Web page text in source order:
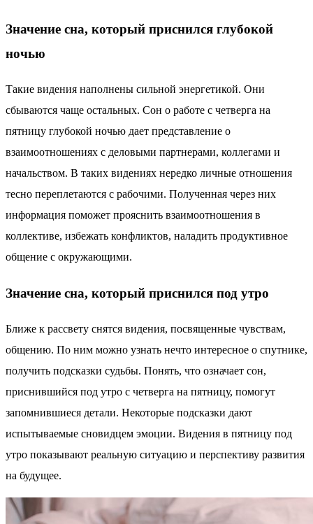
Значение сна, который приснился глубокой
ночью
Такие видения наполнены сильной энергетикой. Они
сбываются чаще остальных. Сон о работе с четверга на
пятницу глубокой ночью дает представление о
взаимоотношениях с деловыми партнерами, коллегами и
начальством. В таких видениях нередко личные отношения
тесно переплетаются с рабочими. Полученная через них
информация поможет прояснить взаимоотношения в
коллективе, избежать конфликтов, наладить продуктивное
общение с окружающими.
Значение сна, который приснился под утро
Ближе к рассвету снятся видения, посвященные чувствам,
общению. По ним можно узнать нечто интересное о спутнике,
получить подсказки судьбы. Понять, что означает сон,
приснившийся под утро с четверга на пятницу, помогут
запомнившиеся детали. Некоторые подсказки дают
испытываемые сновидцем эмоции. Видения в пятницу под
утро показывают реальную ситуацию и перспективу развития
на будущее.